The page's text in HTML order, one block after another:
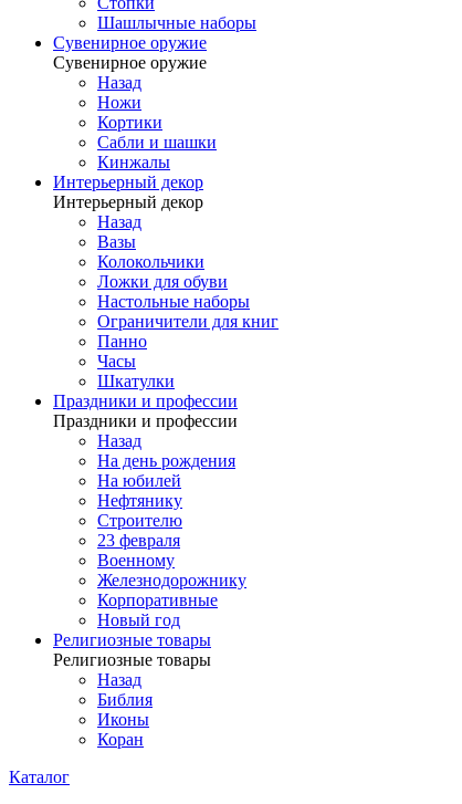
Шашлычные наборы
Сувенирное оружие
Сувенирное оружие
Назад
Ножи
Кортики
Сабли и шашки
Кинжалы
Интерьерный декор
Интерьерный декор
Назад
Вазы
Колокольчики
Ложки для обуви
Настольные наборы
Ограничители для книг
Панно
Часы
Шкатулки
Праздники и профессии
Праздники и профессии
Назад
На день рождения
На юбилей
Нефтянику
Строителю
23 февраля
Военному
Железнодорожнику
Корпоративные
Новый год
Религиозные товары
Религиозные товары
Назад
Библия
Иконы
Коран
Каталог